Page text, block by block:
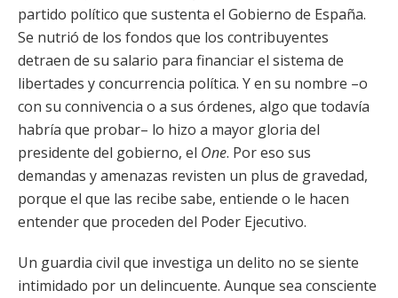
partido político que sustenta el Gobierno de España.
Se nutrió de los fondos que los contribuyentes
detraen de su salario para financiar el sistema de
libertades y concurrencia política. Y en su nombre –o
con su connivencia o a sus órdenes, algo que todavía
habría que probar– lo hizo a mayor gloria del
presidente del gobierno, el One. Por eso sus
demandas y amenazas revisten un plus de gravedad,
porque el que las recibe sabe, entiende o le hacen
entender que proceden del Poder Ejecutivo.
Un guardia civil que investiga un delito no se siente
intimidado por un delincuente. Aunque sea consciente